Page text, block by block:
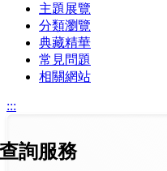
主題展覽
分類瀏覽
典藏精華
常見問題
相關網站
:::
查詢服務